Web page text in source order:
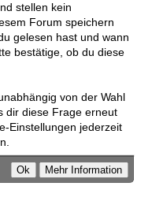
stellen kein
Forum speichern
gelesen hast und wann
bestätige, ob du diese
von der Wahl
dir diese Frage erneut
Einstellungen jederzeit